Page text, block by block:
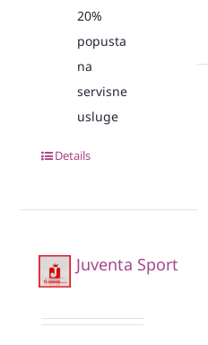
20%
popusta
na
servisne
usluge
Details
Juventa Sport